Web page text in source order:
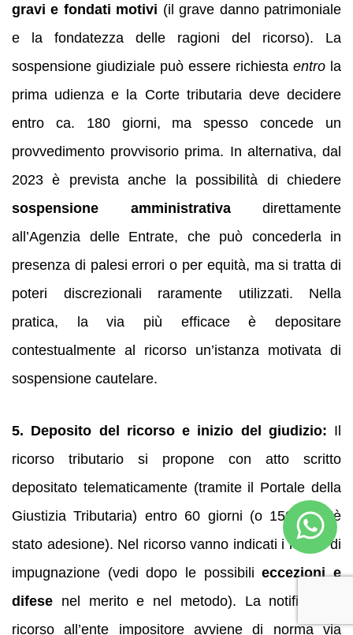
gravi e fondati motivi (il grave danno patrimoniale
e la fondatezza delle ragioni del ricorso). La
sospensione giudiziale può essere richiesta entro la
prima udienza e la Corte tributaria deve decidere
entro ca. 180 giorni, ma spesso concede un
provvedimento provvisorio prima. In alternativa, dal
2023 è prevista anche la possibilità di chiedere
sospensione amministrativadirettamente
all’Agenzia delle Entrate, che può concederla in
presenza di palesi errori o per equità, ma si tratta di
poteri discrezionali raramente utilizzati. Nella
pratica, la via più efficace è depositare
contestualmente al ricorso un’istanza motivata di
sospensione cautelare.
5. Deposito del ricorso e inizio del giudizio: Il
ricorso tributario si propone con atto scritto
depositato telematicamente (tramite il Portale della
Giustizia Tributaria) entro 60 giorni (o 150 se c’è
stato adesione). Nel ricorso vanno indicati i motivi di
impugnazione (vedi dopo le possibilieccezioni e
difese nel merito e nel metodo). La notifica del
ricorso all’ente impositore avviene di norma via